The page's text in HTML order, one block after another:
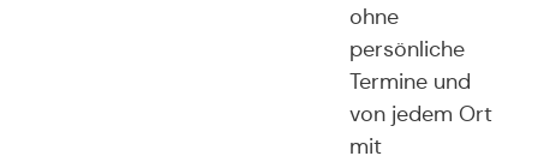
ohne
persönliche
Termine und
von jedem Ort
mit